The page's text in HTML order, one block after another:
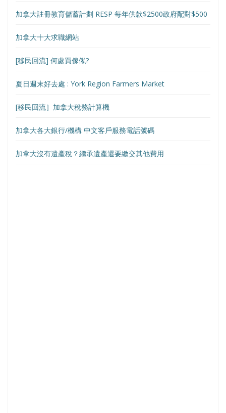
加拿大註冊教育儲蓄計劃 RESP 每年供款$2500政府配對$500
加拿大十大求職網站
[移民回流] 何處買傢俬?
夏日週末好去處 : York Region Farmers Market
[移民回流］加拿大稅務計算機
加拿大各大銀行/機構 中文客戶服務電話號碼
加拿大沒有遺產稅？繼承遺產還要繳交其他費用